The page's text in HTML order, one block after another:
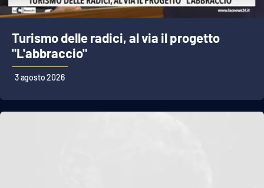
Turismo delle radici, al via il progetto
"L'abbraccio"
3 agosto 2026